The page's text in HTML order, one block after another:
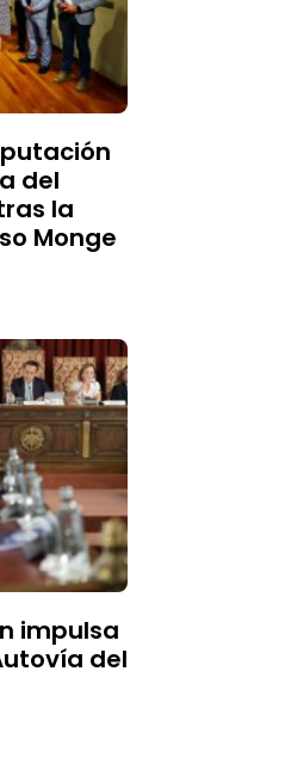
del
la
Monge
impulsa
del